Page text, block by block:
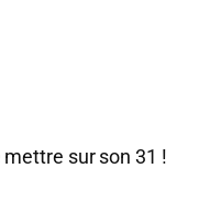
mettre sur son 31 !